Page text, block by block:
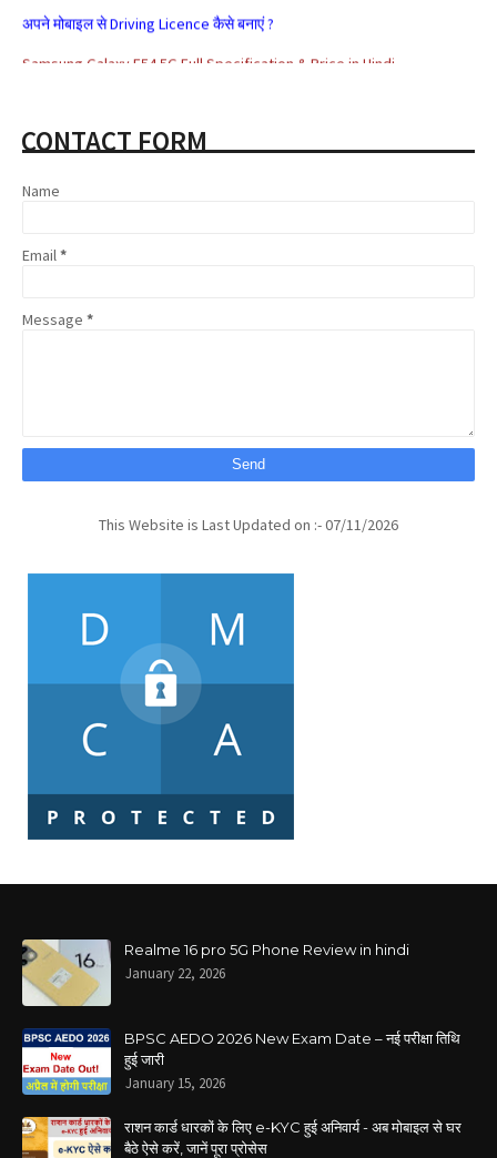
अपने मोबाइल से Driving Licence कैसे बनाएं ?
Samsung Galaxy F54 5G Full Specification & Price in Hindi
सरकार के ये 5 जरूरी ऐप जो हैं आपके बड़े काम के
Share Market क्या है | Share Market से पैसे कैसे कमाए
CONTACT FORM
Name
Email *
Message *
This Website is Last Updated on :- 07/11/2026
Realme 16 pro 5G Phone Review in hindi
January 22, 2026
BPSC AEDO 2026 New Exam Date – नई परीक्षा तिथि
हुई जारी
January 15, 2026
राशन कार्ड धारकों के लिए e-KYC हुई अनिवार्य - अब मोबाइल से घर
बैठे ऐसे करें, जानें पूरा प्रोसेस